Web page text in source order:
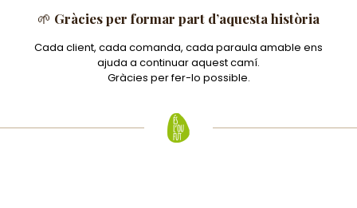
🌱 Gràcies per formar part d’aquesta història
Cada client, cada comanda, cada paraula amable ens
ajuda a continuar aquest camí.
Gràcies per fer-lo possible.